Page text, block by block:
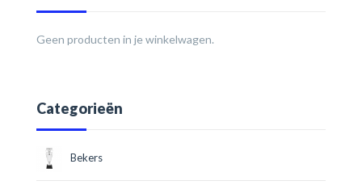
Geen producten in je winkelwagen.
Categorieën
Bekers